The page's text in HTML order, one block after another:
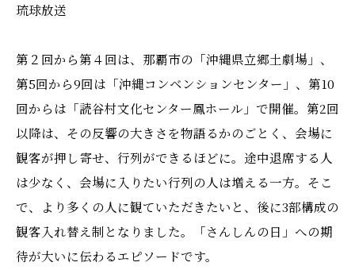
琉球放送
第２回から第４回は、那覇市の「沖縄県立郷土劇場」、
第5回から9回は「沖縄コンベンションセンター」、第10
回からは「読谷村文化センター鳳ホール」で開催。第2回
以降は、その反響の大きさを物語るかのごとく、会場に
観客が押し寄せ、行列ができるほどに。途中退席する人
は少なく、会場に入りたい行列の人は増える一方。そこ
で、より多くの人に観ていただきたいと、後に3部構成の
観客入れ替え制となりました。「さんしんの日」への期
待が大いに伝わるエピソードです。